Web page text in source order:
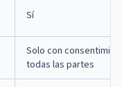
Sí
Solo con
todas las partes